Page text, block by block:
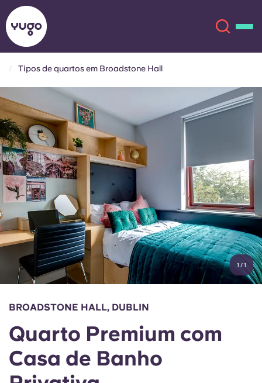
Localizações
Mais
Conta Língua
English (GB)
Chinese
Español
Selecione um país
Iniciar sessão
Reservar agora
English (US)
Chinese
Deutsch
Italian French
Portuguese
Tipos de quartos em Broadstone Hall
1 /1
BROADSTONE HALL, DUBLIN
Quarto Premium com
Casa de Banho